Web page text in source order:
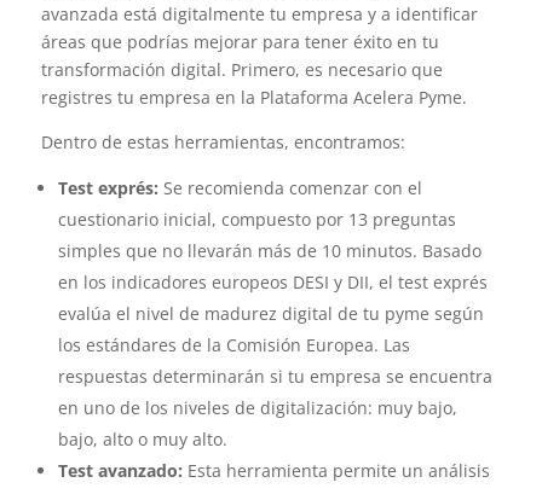
avanzada está digitalmente tu empresa y a identificar
áreas que podrías mejorar para tener éxito en tu
transformación digital. Primero, es necesario que
registres tu empresa en la Plataforma Acelera Pyme.
Dentro de estas herramientas, encontramos:
Test exprés: Se recomienda comenzar con el
cuestionario inicial, compuesto por 13 preguntas
simples que no llevarán más de 10 minutos. Basado
en los indicadores europeos DESI y DII, el test exprés
evalúa el nivel de madurez digital de tu pyme según
los estándares de la Comisión Europea. Las
respuestas determinarán si tu empresa se encuentra
en uno de los niveles de digitalización: muy bajo,
bajo, alto o muy alto.
Test avanzado: Esta herramienta permite un análisis